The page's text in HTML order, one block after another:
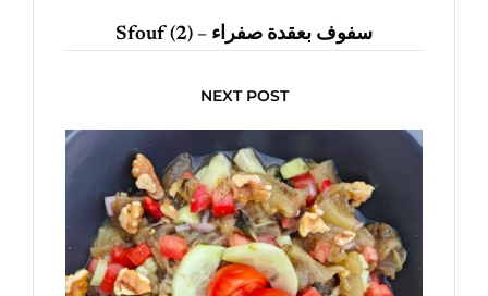
Sfouf (2) – سفوف بعقدة صفراء
NEXT POST